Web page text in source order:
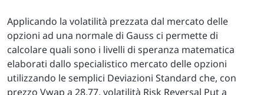
Applicando la volatilità prezzata dal mercato delle
opzioni ad una normale di Gauss ci permette di
calcolare quali sono i livelli di speranza matematica
elaborati dallo specialistico mercato delle opzioni
utilizzando le semplici Deviazioni Standard che, con
prezzo Vwap a 28,77, volatilità Risk Reversal Put a